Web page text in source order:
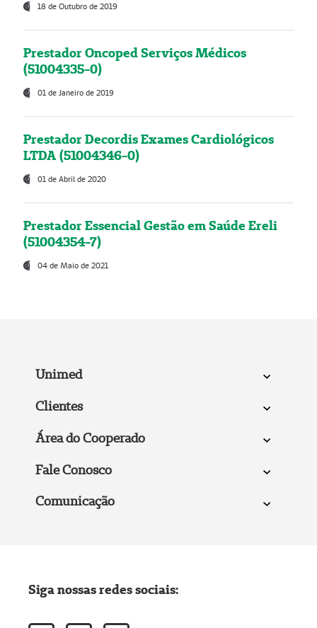
18 de Outubro de 2019
Prestador Oncoped Serviços Médicos
(51004335-0)
01 de Janeiro de 2019
Prestador Decordis Exames Cardiológicos
LTDA (51004346-0)
01 de Abril de 2020
Prestador Essencial Gestão em Saúde Ereli
(51004354-7)
04 de Maio de 2021
Unimed
Clientes
Área do Cooperado
Fale Conosco
Comunicação
Siga nossas redes sociais: